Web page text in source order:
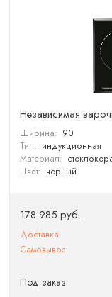
Независимая
Ширина: 90
Тип: индукционная
Материал:
Цвет: черный
178 985 руб.
Доставка
Самовывоз
Под заказ